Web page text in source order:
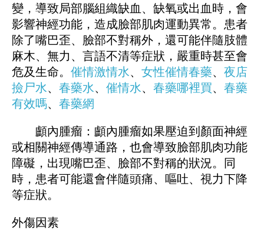
變，導致局部腦組織缺血、缺氧或出血時，會
影響神經功能，造成臉部肌肉運動異常。患者
除了嘴巴歪、臉部不對稱外，還可能伴隨肢體
麻木、無力、言語不清等症狀，嚴重時甚至會
危及生命。 催情激情水、 女性催情春藥、 夜店
撿尸水、 春藥水、 催情水、 春藥哪裡買、 春藥
有效嗎、 春藥網
顱內腫瘤：顱內腫瘤如果壓迫到顏面神經
或相關神經傳導通路，也會導致臉部肌肉功能
障礙，出現嘴巴歪、臉部不對稱的狀況。同
時，患者可能還會伴隨頭痛、嘔吐、視力下降
等症狀。
外傷因素